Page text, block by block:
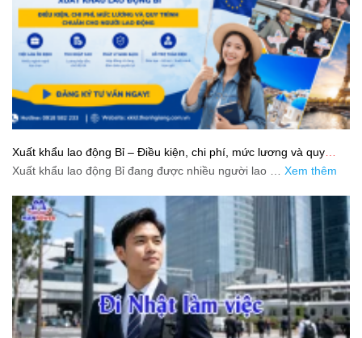
Xuất khẩu lao động Bỉ – Điều kiện, chi phí, mức lương và quy
trình chuẩn cho người lao động
Xuất khẩu lao động Bỉ đang được nhiều người lao … Xem thêm